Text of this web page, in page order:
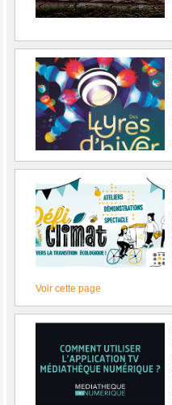
Voir cette page